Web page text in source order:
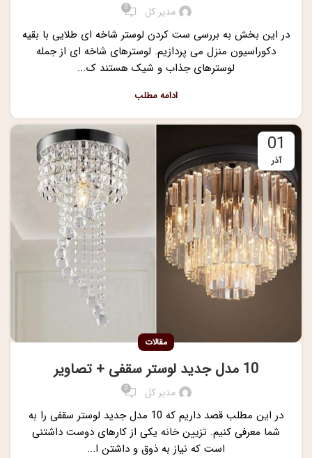
مدیر کل 0
در این بخش به بررسی ست کردن لوستر شاخه ای طلایی با بقیه
دکوراسیون منزل می پردازیم. لوسترهای شاخه ای از جمله
لوسترهای جذاب و شیک هستند ک...
ادامه مطلب
01
آذر
مقالات
10 مدل جدید لوستر سقفی + تصاویر
مدیر کل 0
در این مطلب قصد داریم که 10 مدل جدید لوستر سقفی را به
شما معرفی کنیم. تزیین خانه یکی از کارهای دوست داشتنی
است که نیاز به ذوق و داشتن ا...